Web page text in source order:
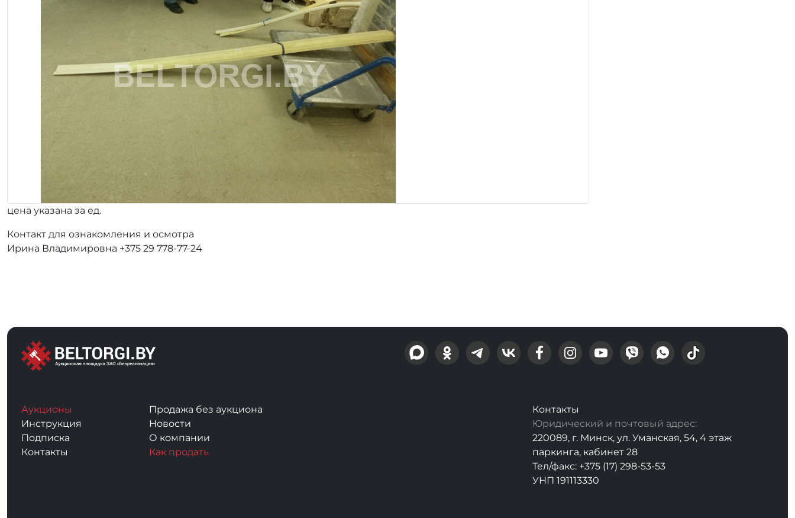
цена указана за ед.
Контакт для ознакомления и осмотра
Ирина Владимировна +375 29 778-77-24
Аукционы
Продажа без аукциона
Инструкция
Новости
Подписка
О компании
Контакты
Как продать
Контакты
Юридический и почтовый адрес:
220089, г. Минск, ул. Уманская, 54, 4 этаж
паркинга, кабинет 28
Тел/факс: +375 (17) 298-53-53
УНП 191113330